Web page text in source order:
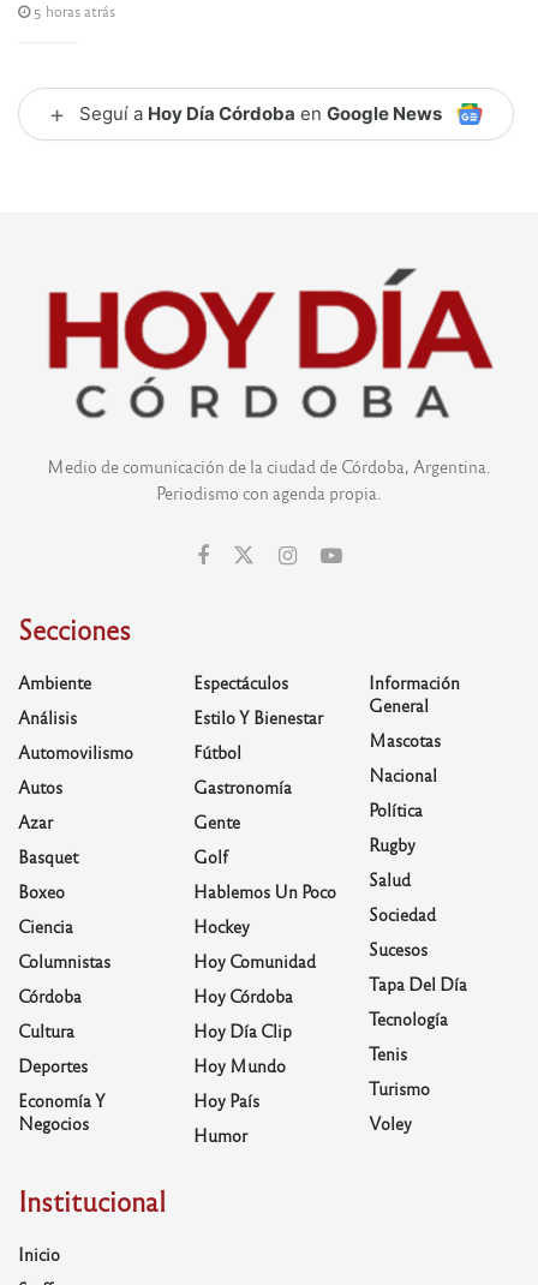
5 horas atrás
+ Seguí a Hoy Día Córdoba en Google News
Medio de comunicación de la ciudad de Córdoba, Argentina.
Periodismo con agenda propia.
Secciones
Ambiente
Análisis
Automovilismo
Autos
Azar
Basquet
Boxeo
Ciencia
Columnistas
Córdoba
Cultura
Deportes
Economía Y
Negocios
Espectáculos
Estilo Y Bienestar
Fútbol
Gastronomía
Gente
Golf
Hablemos Un Poco
Hockey
Hoy Comunidad
Hoy Córdoba
Hoy Día Clip
Hoy Mundo
Hoy País
Humor
Información
General
Mascotas
Nacional
Política
Rugby
Salud
Sociedad
Sucesos
Tapa Del Día
Tecnología
Tenis
Turismo
Voley
Institucional
Inicio